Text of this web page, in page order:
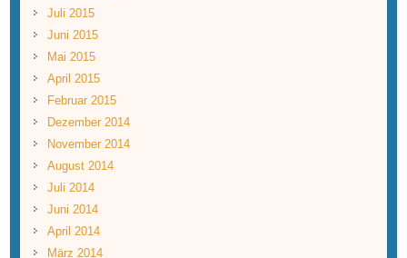
Juli 2015
Juni 2015
Mai 2015
April 2015
Februar 2015
Dezember 2014
November 2014
August 2014
Juli 2014
Juni 2014
April 2014
März 2014